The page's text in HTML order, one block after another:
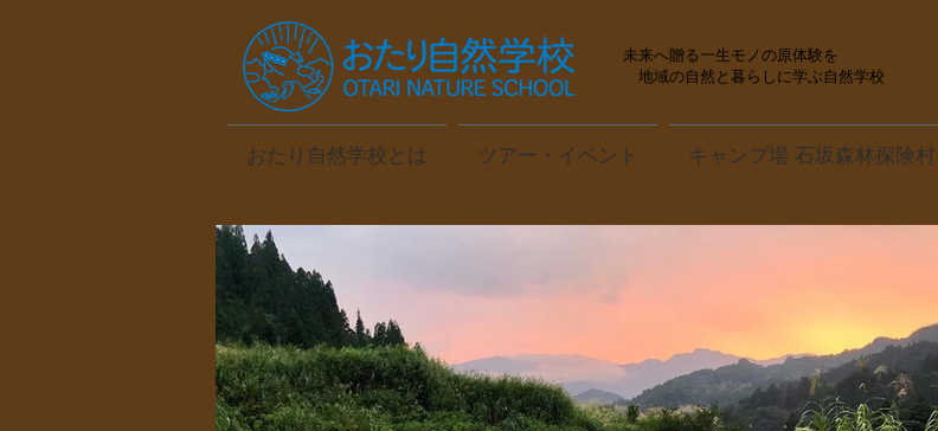
未来へ贈る一生モノの原体験を
地域の自然と暮らしに学ぶ自然学校
おたり自然学校とは ツアー・イベント キャンプ場 石坂森林探険村